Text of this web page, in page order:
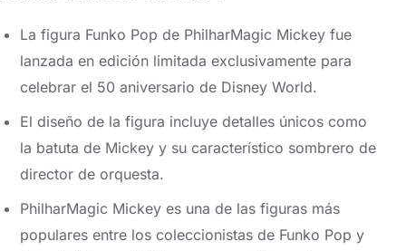
La figura Funko Pop de PhilharMagic Mickey fue
lanzada en edición limitada exclusivamente para
celebrar el 50 aniversario de Disney World.
El diseño de la figura incluye detalles únicos como
la batuta de Mickey y su característico sombrero de
director de orquesta.
PhilharMagic Mickey es una de las figuras más
populares entre los coleccionistas de Funko Pop y